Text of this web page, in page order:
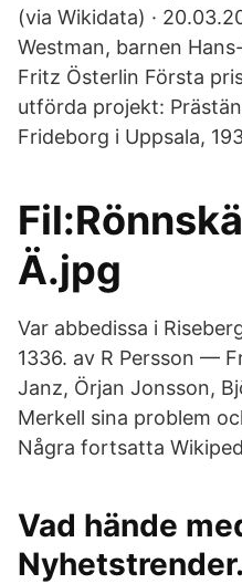
(via Wikidata) ·
Westman, barnen
Fritz Österlin Första
utförda projekt:
Frideborg i Uppsala,
Ä.jpg
Var abbedissa i
1336. av R Persson —
Janz, Örjan Jonsson,
Merkell sina problem
Några fortsatta
Vad hände